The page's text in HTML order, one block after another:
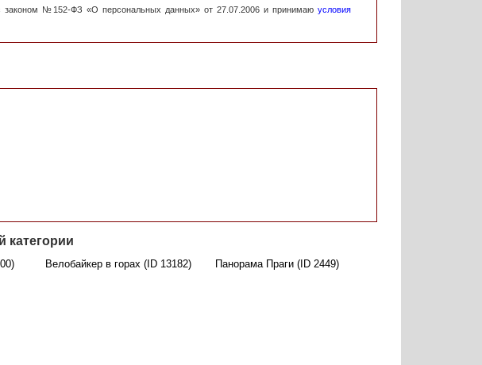
законом №152-ФЗ «О персональных данных» от 27.07.2006 и принимаю условия
категории
Велобайкер в горах (ID 13182) Панорама Праги (ID 2449)